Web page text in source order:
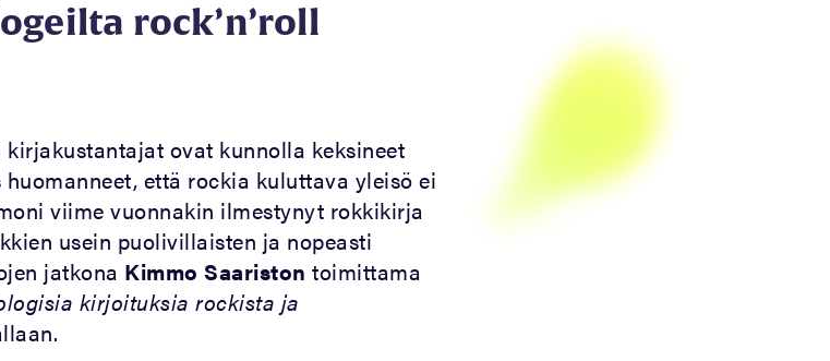
rock’n’roll
ovat kunnolla keksineet
että rockia kuluttava yleisö ei
viime vuonnakin ilmestynyt rokkikirja
usein puolivillaisten ja nopeasti
jatkona Kimmo Saariston toimittama
kirjoituksia rockista ja